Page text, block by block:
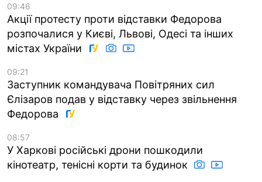
09:46
Акції протесту проти відставки Федорова
розпочалися у Києві, Львові, Одесі та інших
містах України
09:21
Заступник командувача Повітряних сил
Єлізаров подав у відставку через звільнення
Федорова
08:57
У Харкові російські дрони пошкодили
кінотеатр, тенісні корти та будинок